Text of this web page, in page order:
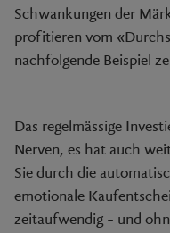
Schwankungen der
profitieren vom
nachfolgende Beispiel
Das regelmässige
Nerven, es hat auch
Sie durch die
emotionale
zeitaufwendig – und